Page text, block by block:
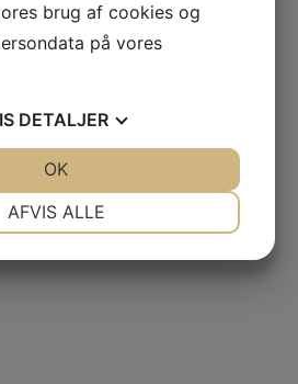
brug af cookies og
på vores
DETALJER
AFVIS ALLE
OK